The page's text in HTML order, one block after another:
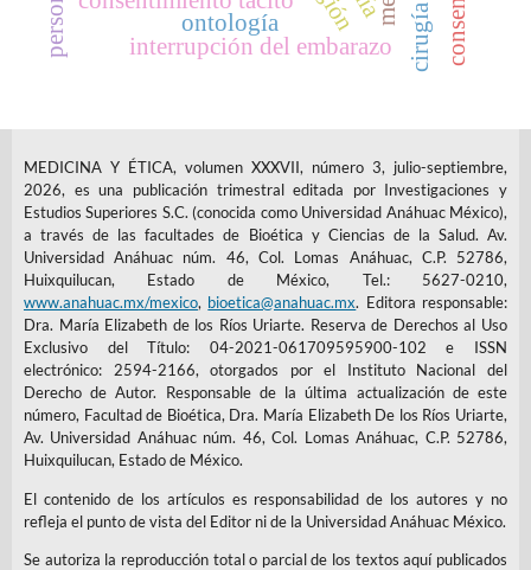
interrupción del embarazo
ontología
persona
MEDICINA Y ÉTICA, volumen XXXVII, número 3, julio-septiembre,
2026, es una publicación trimestral editada por Investigaciones y
Estudios Superiores S.C. (conocida como Universidad Anáhuac México),
a través de las facultades de Bioética y Ciencias de la Salud. Av.
Universidad Anáhuac núm. 46, Col. Lomas Anáhuac, C.P. 52786,
Huixquilucan, Estado de México, Tel.: 5627-0210,
www.anahuac.mx/mexico, bioetica@anahuac.mx. Editora responsable:
Dra. María Elizabeth de los Ríos Uriarte. Reserva de Derechos al Uso
Exclusivo del Título: 04-2021-061709595900-102 e ISSN
electrónico: 2594-2166, otorgados por el Instituto Nacional del
Derecho de Autor. Responsable de la última actualización de este
número, Facultad de Bioética, Dra. María Elizabeth De los Ríos Uriarte,
Av. Universidad Anáhuac núm. 46, Col. Lomas Anáhuac, C.P. 52786,
Huixquilucan, Estado de México.
El contenido de los artículos es responsabilidad de los autores y no
refleja el punto de vista del Editor ni de la Universidad Anáhuac México.
Se autoriza la reproducción total o parcial de los textos aquí publicados